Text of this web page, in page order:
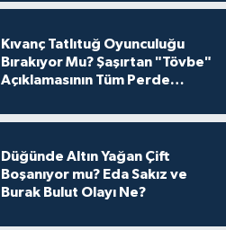
Kıvanç Tatlıtuğ Oyunculuğu
Bırakıyor Mu? Şaşırtan "Tövbe"
Açıklamasının Tüm Perde
Düğünde Altın Yağan Çift
Boşanıyor mu? Eda Sakız ve
Burak Bulut Olayı Ne?